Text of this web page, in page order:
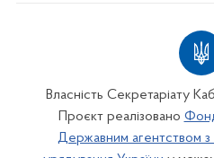
Власність Секретаріату
Проєкт реалізовано
Державним агентством з